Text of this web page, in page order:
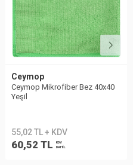
Ceymop
Ceymop Mikrofiber Bez 40x40
Yeşil
55,02 TL + KDV
60,52 TL
KDV
DAHİL